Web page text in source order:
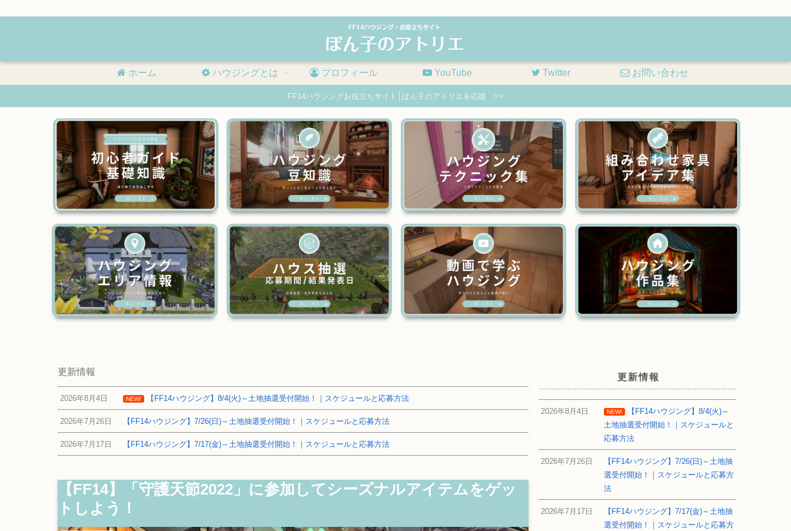
ホーム ハウジングとは プロフィール YouTube Twitter お問い合わせ
FF14ハウジングお役立ちサイト│ぽん子のアトリエを応援 >>
更新情報
2026年8月4日 NEW! 【FF14ハウジング】8/4(火)～土地抽選受付開始！｜スケジュールと応募方法
2026年7月26日 【FF14ハウジング】7/26(日)～土地抽選受付開始！｜スケジュールと応募方法
2026年7月17日 【FF14ハウジング】7/17(金)～土地抽選受付開始！｜スケジュールと応募方法
【FF14】「守護天節2022」に参加してシーズナルアイテムをゲッ
トしよう！
更新情報
2026年8月4日 NEW!
【FF14ハウジング】8/4(火)～
土地抽選受付開始！｜スケジュールと
応募方法
2026年7月26日
【FF14ハウジング】7/26(日)～土地抽
選受付開始！｜スケジュールと応募方
法
2026年7月17日
【FF14ハウジング】7/17(金)～土地抽
選受付開始！｜スケジュールと応募方